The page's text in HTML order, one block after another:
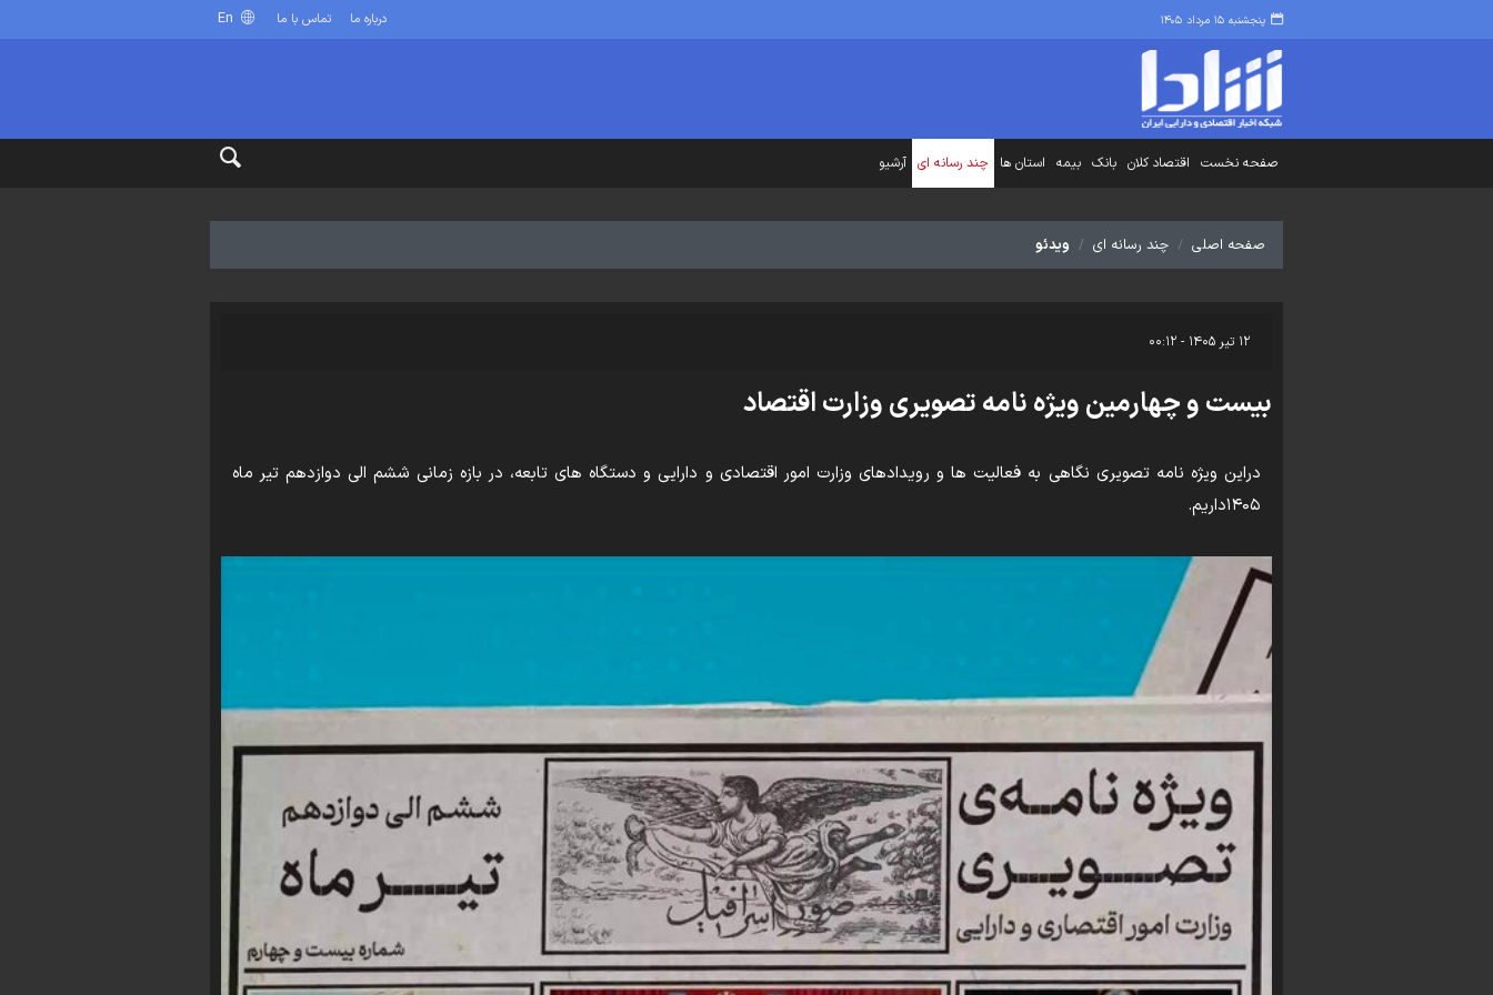
پنجشنبه ۱۵ مرداد ۱۴۰۵ درباره ما تماس با ما
صفحه نخست اقتصاد کلان بانک بیمه استان ها چند رسانه ای آرشیو
صفحه اصلی چند رسانه ای ویدئو
۱۲ تیر ۱۴۰۵ - ۰۰:۱۲
بیست و چهارمین ویژه نامه تصویری وزارت اقتصاد
دراین ویژه نامه تصویری نگاهی به فعالیت ها و رویدادهای وزارت امور اقتصادی و دارایی و دستگاه های تابعه، در بازه زمانی ششم الی دوازدهم تیر ماه
۱۴۰۵داریم.